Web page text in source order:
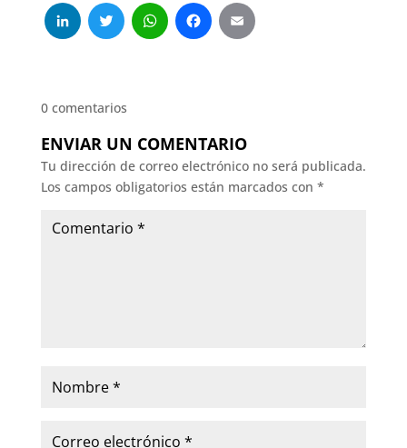
LinkedIn
Twitter
WhatsApp
Facebook
0 comentarios
ENVIAR UN COMENTARIO
Tu dirección de correo electrónico no será publicada.
Los campos obligatorios están marcados con *